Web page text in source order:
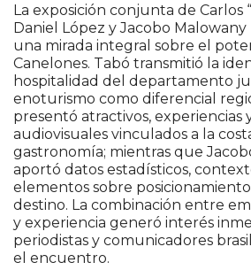
La exposición conjunta de Carlos
Daniel López y Jacobo
una mirada integral sobre el
Canelones. Tabó transmitió la
hospitalidad del departamento
enoturismo como diferencial
presentó atractivos, experiencias
audiovisuales vinculados a la
gastronomía; mientras que
aportó datos estadísticos,
elementos sobre
destino. La combinación entre
y experiencia generó interés
periodistas y comunicadores
el encuentro.